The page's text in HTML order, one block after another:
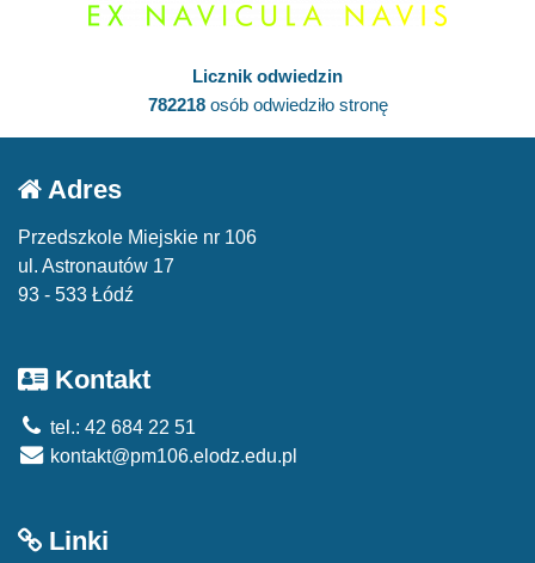
Licznik odwiedzin
782218osób odwiedziło stronę
Adres
Przedszkole Miejskie nr 106
ul. Astronautów 17
93 - 533 Łódź
Kontakt
tel.: 42 684 22 51
kontakt@pm106.elodz.edu.pl
Linki